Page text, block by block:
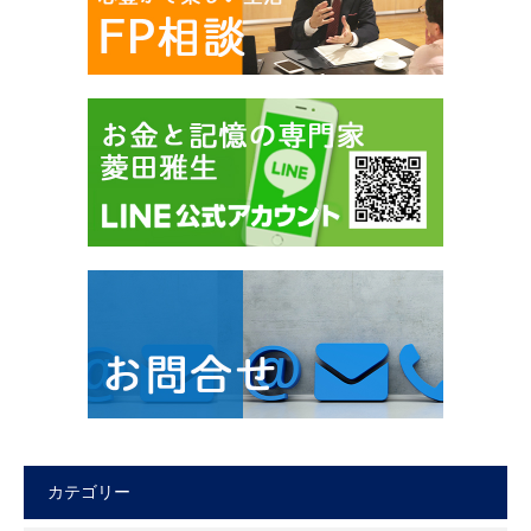
カテゴリー